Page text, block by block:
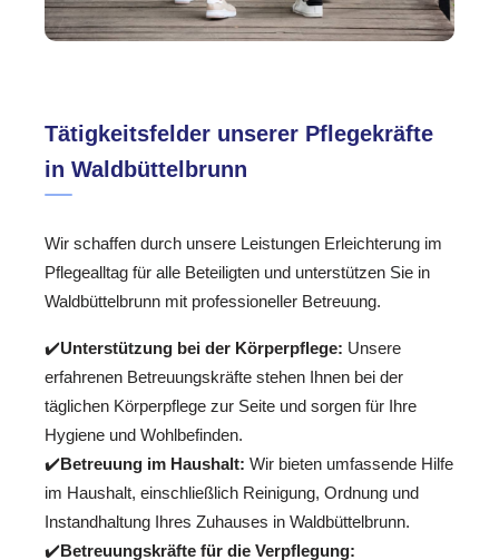
Tätigkeitsfelder unserer Pflegekräfte
in Waldbüttelbrunn
Wir schaffen durch unsere Leistungen Erleichterung im
Pflegealltag für alle Beteiligten und unterstützen Sie in
Waldbüttelbrunn mit professioneller Betreuung.
✔️Unterstützung bei der Körperpflege: Unsere
erfahrenen Betreuungskräfte stehen Ihnen bei der
täglichen Körperpflege zur Seite und sorgen für Ihre
Hygiene und Wohlbefinden.
✔️Betreuung im Haushalt: Wir bieten umfassende Hilfe
im Haushalt, einschließlich Reinigung, Ordnung und
Instandhaltung Ihres Zuhauses in Waldbüttelbrunn.
✔️Betreuungskräfte für die Verpflegung: